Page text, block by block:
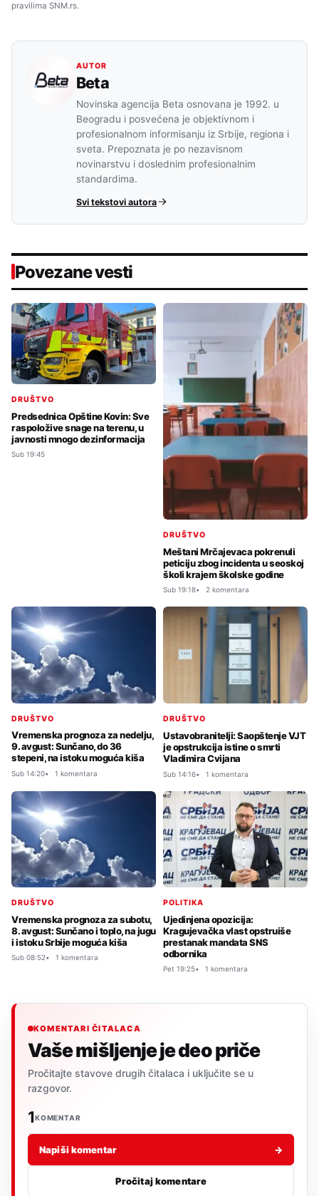
pravilima SNM.rs.
AUTOR
Beta
Novinska agencija Beta osnovana je 1992. u
Beogradu i posvećena je objektivnom i
profesionalnom informisanju iz Srbije, regiona i
sveta. Prepoznata je po nezavisnom
novinarstvu i doslednim profesionalnim
standardima.
Svi tekstovi autora
Povezane vesti
DRUŠTVO
Predsednica Opštine Kovin: Sve
raspoložive snage na terenu, u
javnosti mnogo dezinformacija
Sub 19:45
DRUŠTVO
Meštani Mrčajevaca pokrenuli
peticiju zbog incidenta u seoskoj
školi krajem školske godine
Sub 19:18 2 komentara
DRUŠTVO
Vremenska prognoza za nedelju,
9. avgust: Sunčano, do 36
stepeni, na istoku moguća kiša
Sub 14:20 1 komentara
DRUŠTVO
Ustavobranitelji: Saopštenje VJT
je opstrukcija istine o smrti
Vladimira Cvijana
Sub 14:16 1 komentara
DRUŠTVO
Vremenska prognoza za subotu,
8. avgust: Sunčano i toplo, na jugu
i istoku Srbije moguća kiša
Sub 08:52 1 komentara
POLITIKA
Ujedinjena opozicija:
Kragujevačka vlast opstruiše
prestanak mandata SNS
odbornika
Pet 19:25 1 komentara
KOMENTARI ČITALACA
Vaše mišljenje je deo priče
Pročitajte stavove drugih čitalaca i uključite se u
razgovor.
1KOMENTAR
Napiši komentar →
Pročitaj komentare